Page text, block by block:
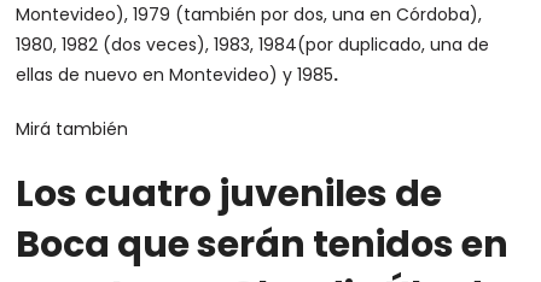
Montevideo), 1979 (también por dos, una en Córdoba),
1980, 1982 (dos veces), 1983, 1984(por duplicado, una de
ellas de nuevo en Montevideo) y 1985.
Mirá también
Los cuatro juveniles de
Boca que serán tenidos en